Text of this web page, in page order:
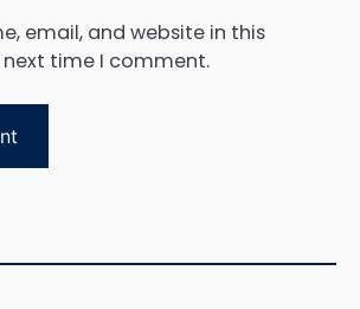
email, and website in this
time I comment.